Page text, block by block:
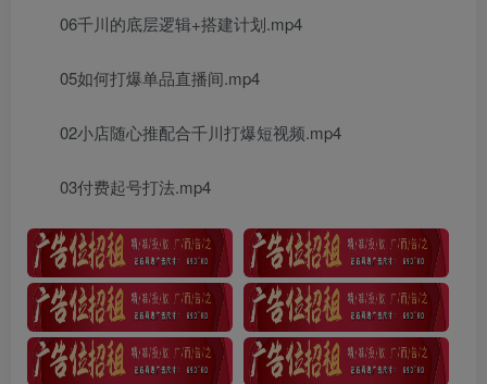
06千川的底层逻辑+搭建计划.mp4
05如何打爆单品直播间.mp4
02小店随心推配合千川打爆短视频.mp4
03付费起号打法.mp4